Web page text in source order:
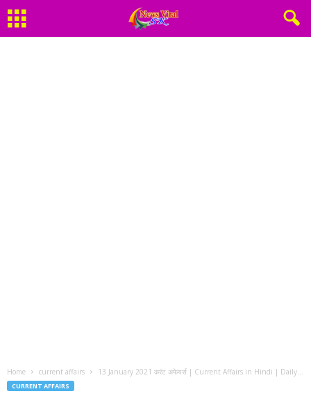
Home current affairs 13 January 2021 करंट अफेयर्स | Current Affairs in Hindi | Daily...
CURRENT AFFAIRS